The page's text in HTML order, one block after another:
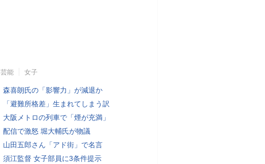
芸能 女子
森喜朗氏の「影響力」が減退か
「避難所格差」生まれてしまう訳
大阪メトロの列車で「煙が充満」
配信で激怒 堀大輔氏が物議
山田五郎さん「アド街」で名言
須江監督 女子部員に3条件提示